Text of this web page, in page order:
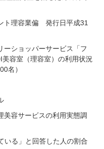
ト理容業偏 発行日平成31
ーショッパーサービス「フ
容室（理容室）の利用状況
名）
美容サービスの利用実態調
る」と回答した人の割合